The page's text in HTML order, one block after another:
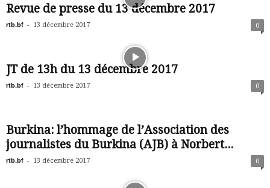
Revue de presse du 13 décembre 2017
rtb.bf - 13 décembre 2017 0
JT de 13h du 13 décembre 2017
rtb.bf - 13 décembre 2017 0
Burkina: l’hommage de l’Association des
journalistes du Burkina (AJB) à Norbert...
rtb.bf - 13 décembre 2017 0